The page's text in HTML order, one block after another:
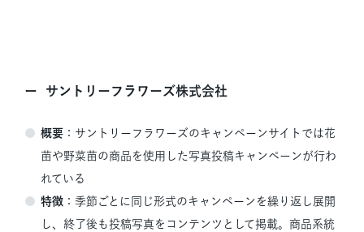
サントリーフラワーズ株式会社
概要 ：サントリーフラワーズのキャンペーンサイトでは花
苗や野菜苗の商品を使用した写真投稿キャンペーンが行わ
れている
特徴 ：季節ごとに同じ形式のキャンペーンを繰り返し展開
し、終了後も投稿写真をコンテンツとして掲載。商品系統